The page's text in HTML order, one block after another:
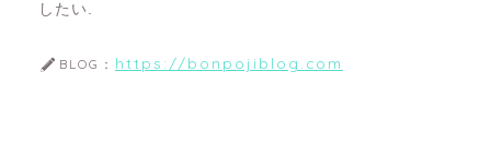
したい.
BLOG： https://bonpojiblog.com